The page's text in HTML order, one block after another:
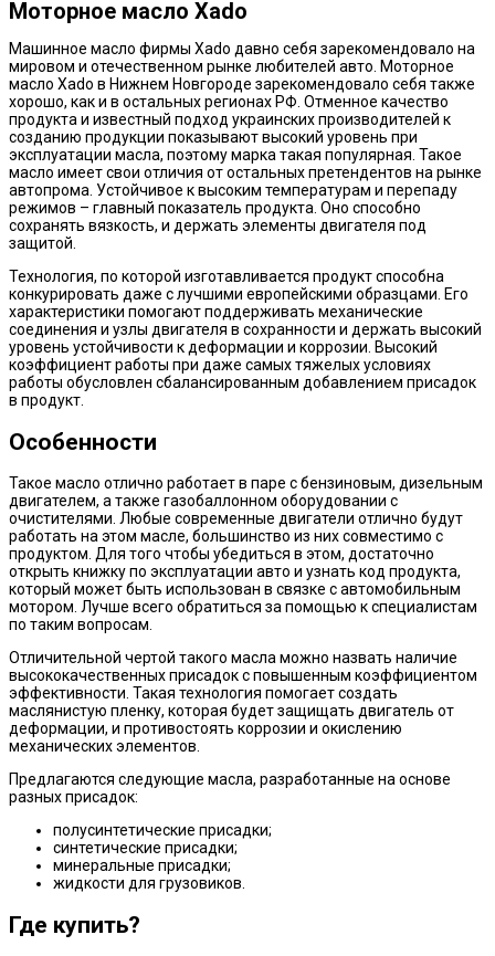
Моторное масло Хado
Машинное масло фирмы Xado давно себя зарекомендовало на
мировом и отечественном рынке любителей авто. Моторное
масло Xado в Нижнем Новгороде зарекомендовало себя также
хорошо, как и в остальных регионах РФ. Отменное качество
продукта и известный подход украинских производителей к
созданию продукции показывают высокий уровень при
эксплуатации масла, поэтому марка такая популярная. Такое
масло имеет свои отличия от остальных претендентов на рынке
автопрома. Устойчивое к высоким температурам и перепаду
режимов – главный показатель продукта. Оно способно
сохранять вязкость, и держать элементы двигателя под
защитой.
Технология, по которой изготавливается продукт способна
конкурировать даже с лучшими европейскими образцами. Его
характеристики помогают поддерживать механические
соединения и узлы двигателя в сохранности и держать высокий
уровень устойчивости к деформации и коррозии. Высокий
коэффициент работы при даже самых тяжелых условиях
работы обусловлен сбалансированным добавлением присадок
в продукт.
Особенности
Такое масло отлично работает в паре с бензиновым, дизельным
двигателем, а также газобаллонном оборудовании с
очистителями. Любые современные двигатели отлично будут
работать на этом масле, большинство из них совместимо с
продуктом. Для того чтобы убедиться в этом, достаточно
открыть книжку по эксплуатации авто и узнать код продукта,
который может быть использован в связке с автомобильным
мотором. Лучше всего обратиться за помощью к специалистам
по таким вопросам.
Отличительной чертой такого масла можно назвать наличие
высококачественных присадок с повышенным коэффициентом
эффективности. Такая технология помогает создать
маслянистую пленку, которая будет защищать двигатель от
деформации, и противостоять коррозии и окислению
механических элементов.
Предлагаются следующие масла, разработанные на основе
разных присадок:
полусинтетические присадки;
синтетические присадки;
минеральные присадки;
жидкости для грузовиков.
Где купить?